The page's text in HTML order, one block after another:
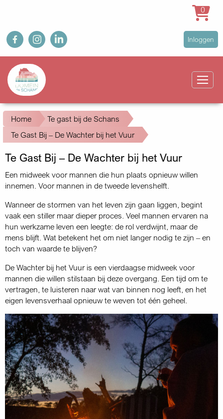
Overslaan
en
naar
inhoud
gaan
fb ig in
User
account
Inloggen
Main
navigation
0
Kruimelpad
Home
Te gast bij de Schans
Te Gast Bij – De Wachter bij het Vuur
Te Gast Bij – De Wachter bij het Vuur
Een midweek voor mannen die hun plaats opnieuw willen
innemen. Voor mannen in de tweede levenshelft.
Wanneer de stormen van het leven zijn gaan liggen, begint
vaak een stiller maar dieper proces. Veel mannen ervaren na
hun werkzame leven een leegte: de rol verdwijnt, maar de
mens blijft. Wat betekent het om niet langer nodig te zijn – en
toch van waarde te blijven?
De Wachter bij het Vuur is een vierdaagse midweek voor
mannen die willen stilstaan bij deze overgang. Een tijd om te
vertragen, te luisteren naar wat van binnen nog leeft, en het
eigen levensverhaal opnieuw te weven tot één geheel.